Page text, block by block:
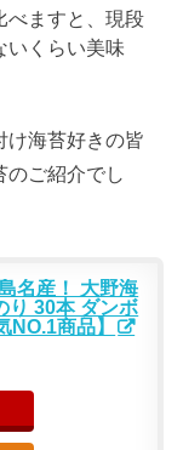
べますと、現段
いくらい美味
け海苔好きの皆
のご紹介でし
名産！ 大野海
り 30本 ダンボ
NO.1商品】